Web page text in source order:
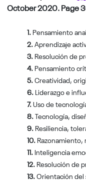
October 2020. Page
1. Pensamiento
2.Aprendizaje
3. Resolución de
4. Pensamiento
5.Creatividad,
6. Liderazgo e
7.Uso de
8.Tecnología,
9. Resiliencia,
10. Razonamiento,
11. Inteligencia
12. Resolución de
13.Orientación del